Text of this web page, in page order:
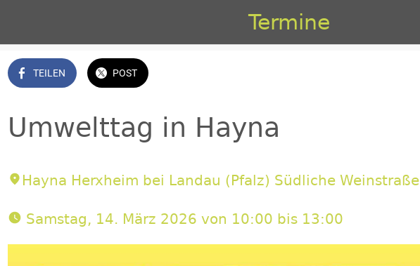
Termine
TEILEN POST
Umwelttag in Hayna
Hayna Herxheim bei Landau (Pfalz) Südliche Weinstraße
Samstag, 14. März 2026 von 10:00 bis 13:00